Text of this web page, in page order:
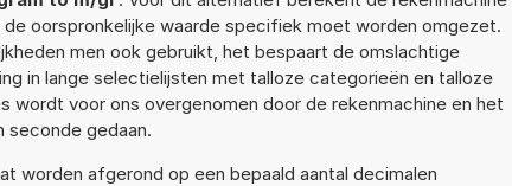
oorspronkelijke waarde specifiek moet worden omgezet.
men ook gebruikt, het bespaart de omslachtige
in lange selectielijsten met talloze categorieën en talloze
wordt voor ons overgenomen door de rekenmachine en het
seconde gedaan.
worden afgerond op een bepaald aantal decimalen